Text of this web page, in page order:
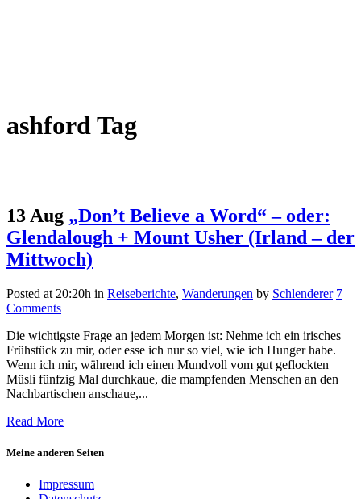
ashford Tag
13 Aug „Don’t Believe a Word“ – oder:
Glendalough + Mount Usher (Irland – der
Mittwoch)
Posted at 20:20h in Reiseberichte, Wanderungen by Schlenderer 7
Comments
Die wichtigste Frage an jedem Morgen ist: Nehme ich ein irisches
Frühstück zu mir, oder esse ich nur so viel, wie ich Hunger habe.
Wenn ich mir, während ich einen Mundvoll vom gut geflockten
Müsli fünfzig Mal durchkaue, die mampfenden Menschen an den
Nachbartischen anschaue,...
Read More
Meine anderen Seiten
Impressum